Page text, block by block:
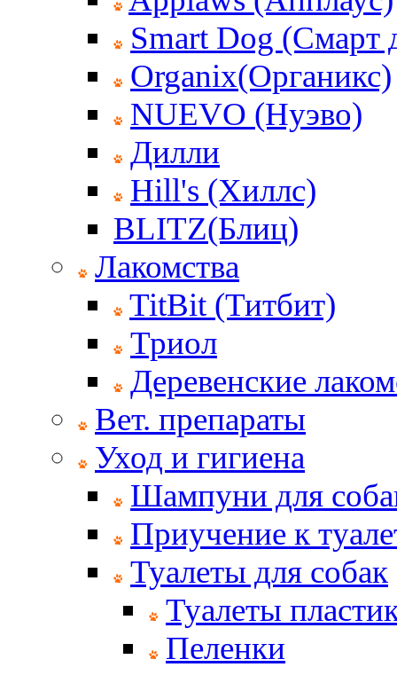
Smart Dog (Смарт
Organix(Органикс)
NUEVO (Нуэво)
Дилли
Hill's (Хиллс)
BLITZ(Блиц)
Лакомства
TitBit (Титбит)
Триол
Деревенские
Вет. препараты
Уход и гигиена
Шампуни для
Приучение к
Туалеты для собак
Туалеты
Пеленки